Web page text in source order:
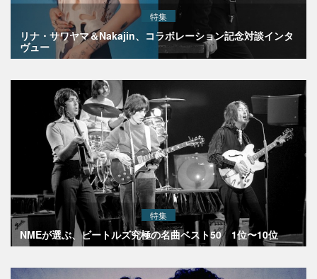
特集
リナ・サワヤマ＆Nakajin、コラボレーション記念対談インタ
ヴュー
特集
NMEが選ぶ、ビートルズ究極の名曲ベスト50 1位〜10位